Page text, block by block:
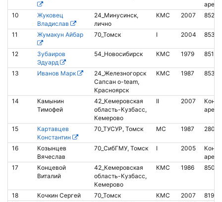
10
Жуковец
Владислав
24_Минусинск,
лично
КМС 2007
11 Жумакун Айбар 70_Томск I 2004
12
Зубаиров
Эдуард
54_Новосибирск КМС 1979
13 Иванов Марк
24_Железногорск
Сапсан o-team,
Красноярск
КМС 1987
14
Камынин
Тимофей
42_Кемеровская
область-Кузбасс,
Кемерово
II 2007
15
Картавцев
Константин
70_ТУСУР, Томск МС 1987
16
Козынцев
Вячеслав
70_СибГМУ, Томск I 2005
17
Концевой
Виталий
42_Кемеровская
область-Кузбасс,
Кемерово
КМС 1986
18 Кочкин Сергей 70_Томск КМС 2007